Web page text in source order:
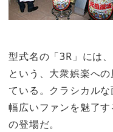
型式名の「3R」には
という、大衆娯楽へ
ている。クラシカルな
幅広いファンを魅了
の登場だ。